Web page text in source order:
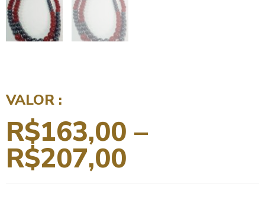
VALOR :
R$163,00 –
R$207,00